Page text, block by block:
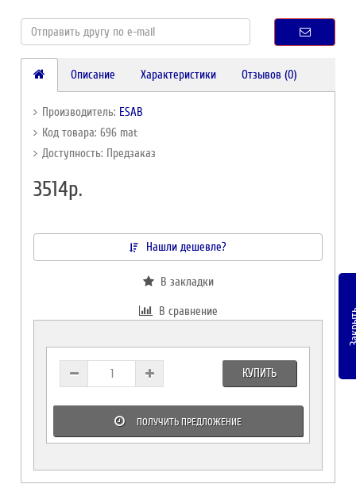
Описание Характеристики Отзывов (0)
Производитель: ESAB
Код товара: 696 mat
Доступность: Предзаказ
3514р.
Нашли дешевле?
В закладки
В сравнение
КУПИТЬ
ПОЛУЧИТЬ ПРЕДЛОЖЕНИЕ